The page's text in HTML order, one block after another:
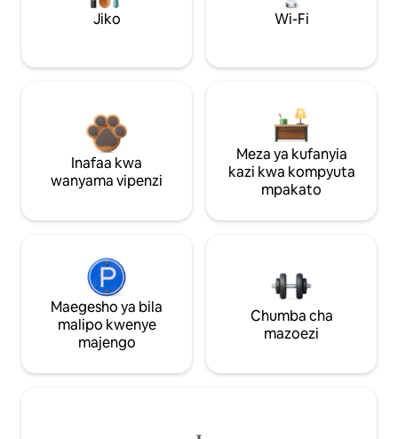
Jiko Wi-Fi
Inafaa kwa
wanyama vipenzi
Meza ya kufanyia
kazi kwa kompyuta
mpakato
Maegesho ya bila
malipo kwenye
majengo
Chumba cha
mazoezi